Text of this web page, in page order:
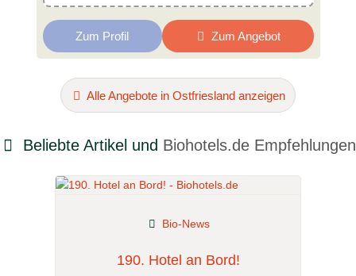
Zum Profil Zum Angebot
Alle Angebote in Ostfriesland anzeigen
Beliebte Artikel und Biohotels.de Empfehlungen
190. Hotel an Bord!
Bio-News